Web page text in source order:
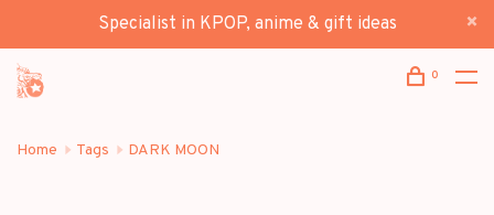
Specialist in KPOP, anime & gift ideas
0
Home Tags DARK MOON